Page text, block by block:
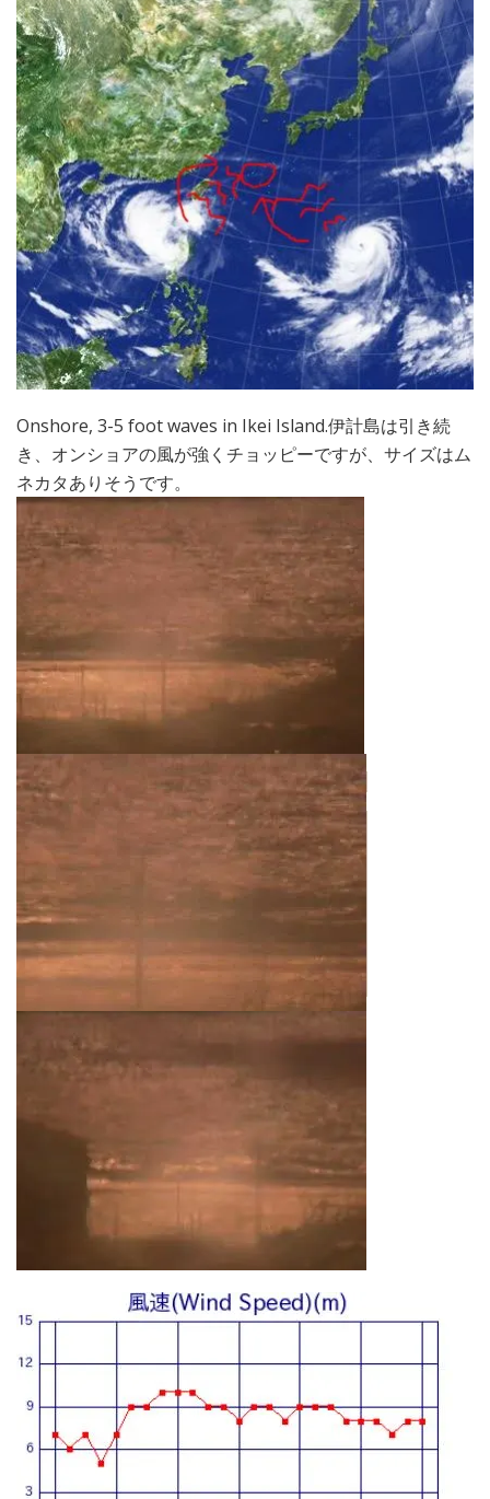
Onshore, 3-5 foot waves in Ikei Island.伊計島は引き続
き、オンショアの風が強くチョッピーですが、サイズはム
ネカタありそうです。